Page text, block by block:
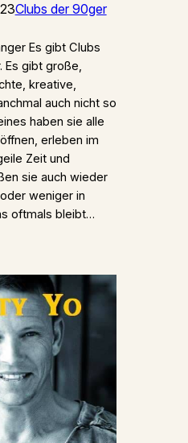
Clubs der 90ger
Es gibt Clubs
Es gibt große,
kreative,
auch nicht so
haben sie alle
erleben im
Zeit und
sie auch wieder
weniger in
oftmals bleibt…